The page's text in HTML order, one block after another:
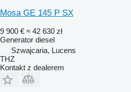
Mosa GE 145 P SX
9 900 € ≈ 42 630 zł
Generator diesel
Szwajcaria, Lucens
THZ
Kontakt z dealerem